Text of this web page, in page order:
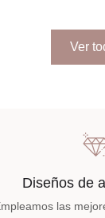
Ver
Diseños de
las